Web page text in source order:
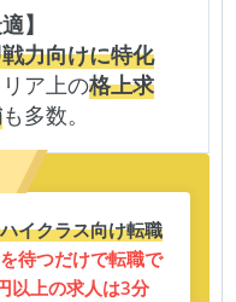
】
力向けに特化
ア上の格上求
も多数。
イクラス向け転職
待つだけで転職で
以上の求人は3分